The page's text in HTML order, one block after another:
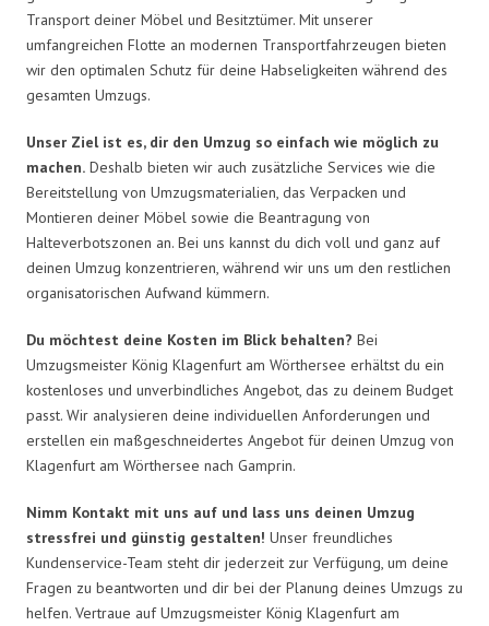
Transport deiner Möbel und Besitztümer. Mit unserer
umfangreichen Flotte an modernen Transportfahrzeugen bieten
wir den optimalen Schutz für deine Habseligkeiten während des
gesamten Umzugs.
Unser Ziel ist es, dir den Umzug so einfach wie möglich zu
machen. Deshalb bieten wir auch zusätzliche Services wie die
Bereitstellung von Umzugsmaterialien, das Verpacken und
Montieren deiner Möbel sowie die Beantragung von
Halteverbotszonen an. Bei uns kannst du dich voll und ganz auf
deinen Umzug konzentrieren, während wir uns um den restlichen
organisatorischen Aufwand kümmern.
Du möchtest deine Kosten im Blick behalten? Bei
Umzugsmeister König Klagenfurt am Wörthersee erhältst du ein
kostenloses und unverbindliches Angebot, das zu deinem Budget
passt. Wir analysieren deine individuellen Anforderungen und
erstellen ein maßgeschneidertes Angebot für deinen Umzug von
Klagenfurt am Wörthersee nach Gamprin.
Nimm Kontakt mit uns auf und lass uns deinen Umzug
stressfrei und günstig gestalten! Unser freundliches
Kundenservice-Team steht dir jederzeit zur Verfügung, um deine
Fragen zu beantworten und dir bei der Planung deines Umzugs zu
helfen. Vertraue auf Umzugsmeister König Klagenfurt am